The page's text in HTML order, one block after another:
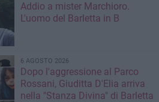
Addio a mister Marchioro.
L'uomo del Barletta in B
6 AGOSTO 2026
Dopo l'aggressione al Parco
Rossani, Giuditta D'Elia arriva
nella "Stanza Divina" di Barletta